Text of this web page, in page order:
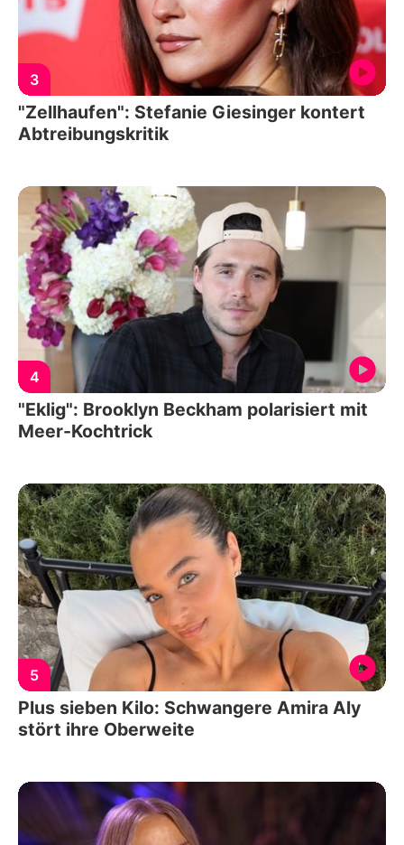
3
"Zellhaufen": Stefanie Giesinger kontert
Abtreibungskritik
4
"Eklig": Brooklyn Beckham polarisiert mit
Meer-Kochtrick
5
Plus sieben Kilo: Schwangere Amira Aly
stört ihre Oberweite